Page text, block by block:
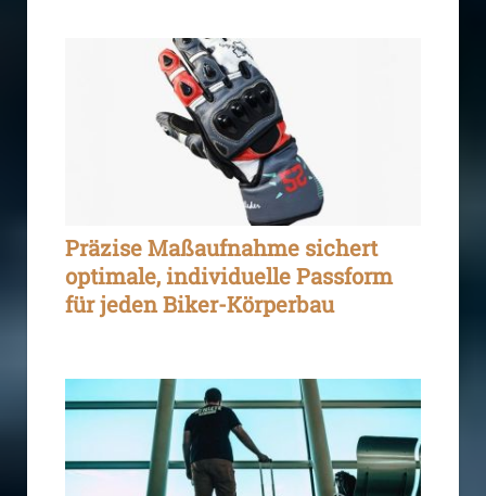
Präzise Maßaufnahme sichert
optimale, individuelle Passform
für jeden Biker-Körperbau